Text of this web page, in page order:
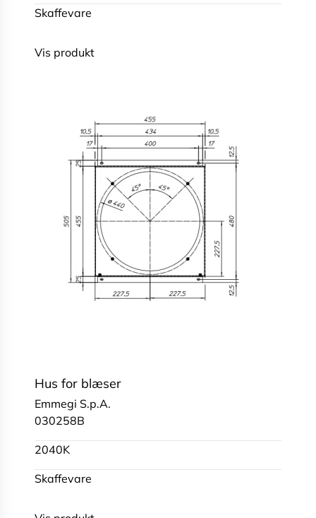
Skaffevare
Vis produkt
Hus for blæser
Emmegi S.p.A.
030258B
2040K
Skaffevare